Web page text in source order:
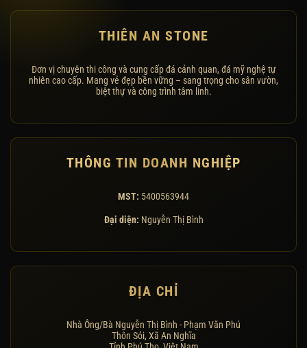
THIÊN AN STONE
Đơn vị chuyên thi công và cung cấp đá cảnh quan, đá mỹ nghệ tự
nhiên cao cấp. Mang vẻ đẹp bền vững – sang trọng cho sân vườn,
biệt thự và công trình tâm linh.
THÔNG TIN DOANH NGHIỆP
MST: 5400563944
Đại diện: Nguyễn Thị Bình
ĐỊA CHỈ
Nhà Ông/Bà Nguyễn Thị Bình - Phạm Văn Phú
Thôn Sỏi, Xã An Nghĩa